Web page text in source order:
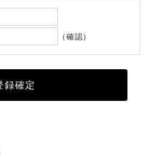
（確認）